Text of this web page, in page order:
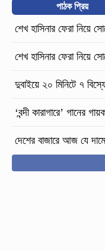
পাঠক প্রিয়
শেখ হাসিনার ফেরা নিয়ে
শেখ হাসিনার ফেরা নিয়ে
দুবাইয়ে ২০ মিনিটে ৭
‘বন্দী কারাগারে’ গানের
দেশের বাজারে আজ যে